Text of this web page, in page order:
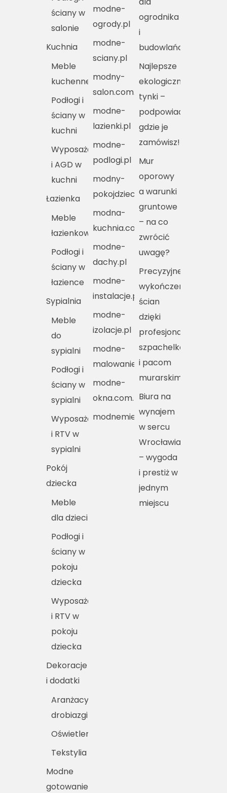
ściany w
salonie
Kuchnia
Meble
kuchenne
Podłogi i
ściany w
kuchni
Wyposażenie
i AGD w
kuchni
Łazienka
Meble
łazienkowe
Podłogi i
ściany w
łazience
Sypialnia
Meble
do
sypialni
Podłogi i
ściany w
sypialni
Wyposażenie
i RTV w
sypialni
Pokój
dziecka
Meble
dla dzieci
Podłogi i
ściany w
pokoju
dziecka
Wyposażenie
i RTV w
pokoju
dziecka
Dekoracje
i dodatki
Aranżacyjne
drobiazgi
Oświetlenie
Tekstylia
Modne
gotowanie
modne-
ogrody.pl
modne-
sciany.pl
modny-
salon.com.pl
modne-
lazienki.pl
modne-
podlogi.pl
modny-
pokojdziecka.pl
modna-
kuchnia.com.pl
modne-
dachy.pl
modne-
instalacje.pl
modne-
izolacje.pl
modne-
malowanie.pl
modne-
okna.com.pl
modnemieszkania.pl
ogrodnika
i
budowlańca
Najlepsze
ekologiczne
tynki –
podpowiadamy,
gdzie je
zamówisz!
Mur
oporowy
a warunki
gruntowe
– na co
zwrócić
uwagę?
Precyzyjne
wykończenie
ścian
dzięki
profesjonalnym
szpachelkom
i pacom
murarskim
Biura na
wynajem
w sercu
Wrocławia
– wygoda
i prestiż w
jednym
miejscu